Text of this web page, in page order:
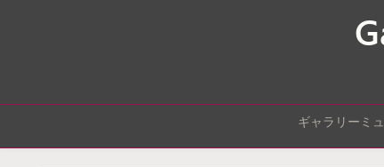
ギャラリーミ